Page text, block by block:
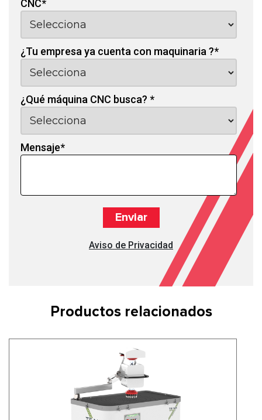
CNC*
¿Tu empresa ya cuenta con maquinaria ?*
¿Qué máquina CNC busca? *
Mensaje*
Aviso de Privacidad
Productos relacionados